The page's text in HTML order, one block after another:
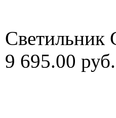
9 695.00 руб.